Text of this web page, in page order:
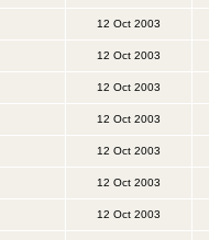
12 Oct 2003
12 Oct 2003
12 Oct 2003
12 Oct 2003
12 Oct 2003
12 Oct 2003
12 Oct 2003